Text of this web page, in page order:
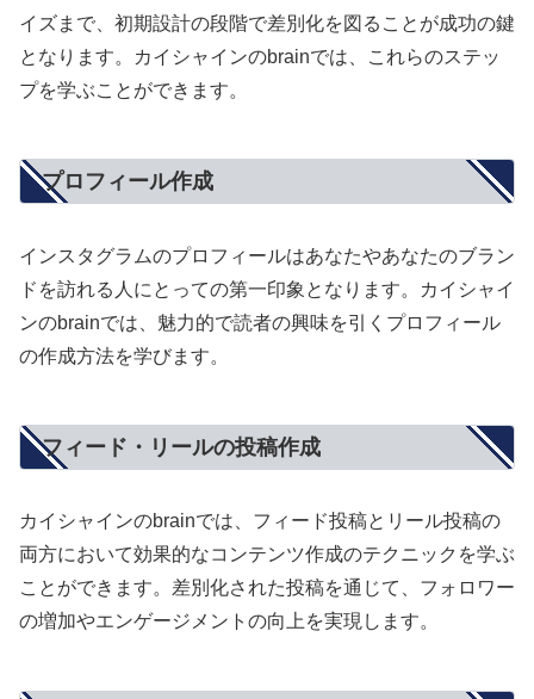
イズまで、初期設計の段階で差別化を図ることが成功の鍵
となります。カイシャインのbrainでは、これらのステッ
プを学ぶことができます。
プロフィール作成
インスタグラムのプロフィールはあなたやあなたのブラン
ドを訪れる人にとっての第一印象となります。カイシャイ
ンのbrainでは、魅力的で読者の興味を引くプロフィール
の作成方法を学びます。
フィード・リールの投稿作成
カイシャインのbrainでは、フィード投稿とリール投稿の
両方において効果的なコンテンツ作成のテクニックを学ぶ
ことができます。差別化された投稿を通じて、フォロワー
の増加やエンゲージメントの向上を実現します。